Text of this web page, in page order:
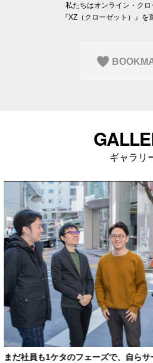
プライバシーポ
私たちはオンライン・クロ
『XZ（クローゼット）』を
ギャラリ
博報堂→ネットベンチャーCOO→当